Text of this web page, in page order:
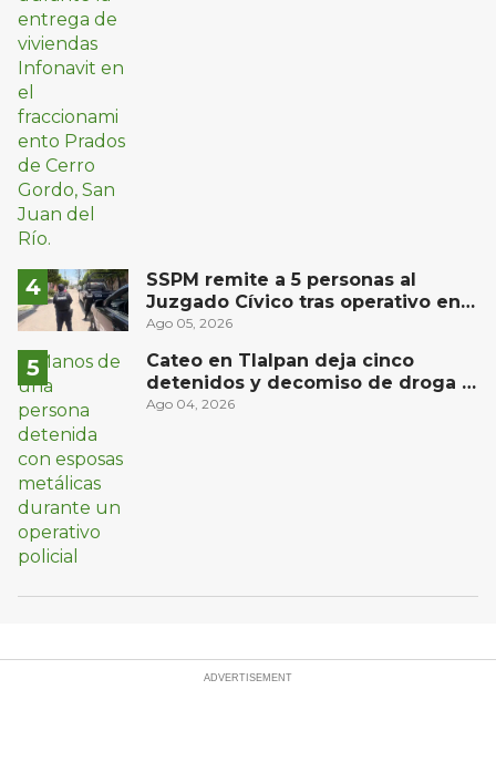
SSPM remite a 5 personas al
Juzgado Cívico tras operativo en
San Juan del Río
Ago 05, 2026
Cateo en Tlalpan deja cinco
detenidos y decomiso de droga y
un arma
Ago 04, 2026